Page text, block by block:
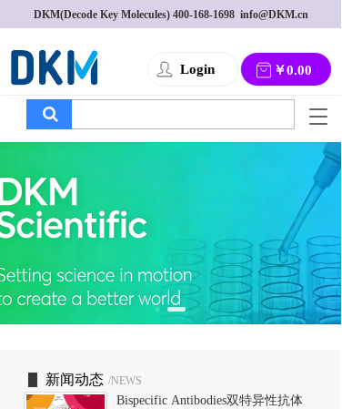
DKM(Decode Key Molecules) 400-168-1698
  info@DKM.cn
Login ￥0.00
T
g
g
l
a
v
i
g
a
新闻动态 /NEWS
Bispecific Antibodies双特异性抗体